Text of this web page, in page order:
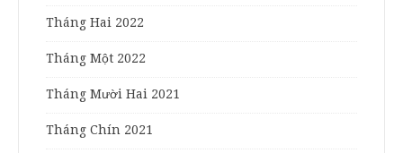
Tháng Hai 2022
Tháng Một 2022
Tháng Mười Hai 2021
Tháng Chín 2021